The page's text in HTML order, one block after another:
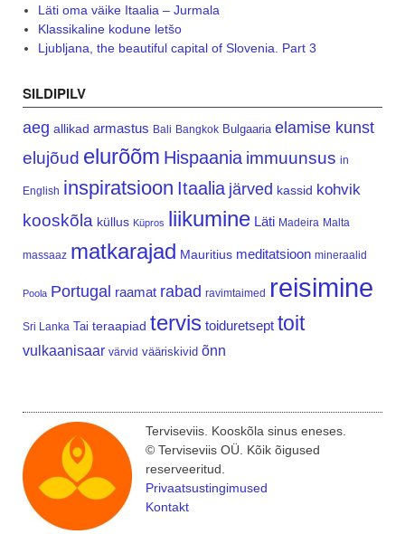
Läti oma väike Itaalia – Jurmala
Klassikaline kodune letšo
Ljubljana, the beautiful capital of Slovenia. Part 3
SILDIPILV
aeg allikad armastus Bali Bangkok Bulgaaria elamise kunst
elujõud elurõõm Hispaania immuunsus in
English inspiratsioon Itaalia järved kassid kohvik
kooskõla küllus Küpros liikumine Läti Madeira Malta
massaaz matkarajad Mauritius meditatsioon mineraalid
Poola Portugal raamat rabad ravimtaimed reisimine
Sri Lanka Tai teraapiad tervis toiduretsept toit
vulkaanisaar värvid vääriskivid õnn
Terviseviis. Kooskõla sinus eneses.
© Terviseviis OÜ. Kõik õigused
reserveeritud.
Privaatsustingimused
Kontakt